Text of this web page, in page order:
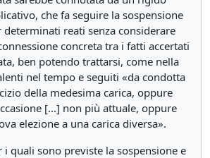
che fa seguire la sospensione
determinati reati senza considerare
concreta tra i fatti accertati
ben potendo trattarsi, come nella
nel tempo e seguiti «da condotta
della medesima carica, oppure
[...] non più attuale, oppure
elezione a una carica diversa».
quali sono previste la sospensione e